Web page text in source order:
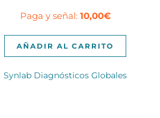
original
era:
140,00€.
actual
es:
120,00€.
Paga y señal: 10,00€
AÑADIR AL CARRITO
Synlab Diagnósticos Globales